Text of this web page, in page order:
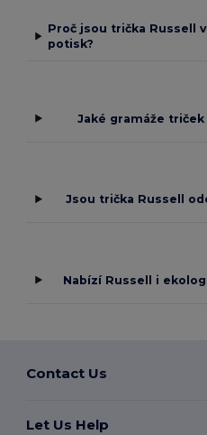
Proč jsou trička Russell
potisk?
Jaké gramáže
Jsou trička Russell
Nabízí Russell i
Contact Us
Let Us Help